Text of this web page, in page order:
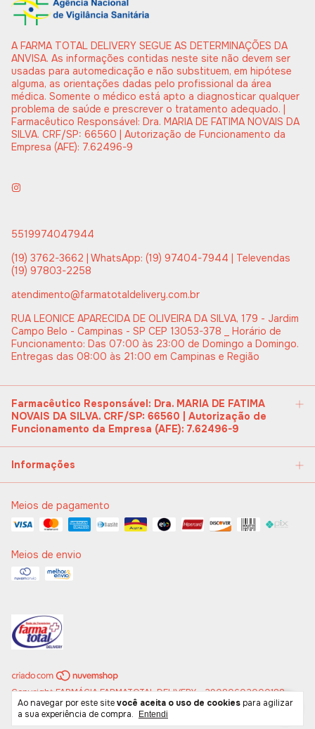
Ao navegar por este sitevocê aceita o uso de cookies para agilizar
a sua experiência de compra.
Entendi
A FARMA TOTAL DELIVERY SEGUE AS DETERMINAÇÕES DA
ANVISA. As informações contidas neste site não devem ser
usadas para automedicação e não substituem, em hipótese
alguma, as orientações dadas pelo profissional da área
médica. Somente o médico está apto a diagnosticar qualquer
problema de saúde e prescrever o tratamento adequado. |
Farmacêutico Responsável: Dra. MARIA DE FATIMA NOVAIS DA
SILVA. CRF/SP: 66560 | Autorização de Funcionamento da
Empresa (AFE): 7.62496-9
5519974047944
(19) 3762-3662 | WhatsApp: (19) 97404-7944 | Televendas
(19) 97803-2258
atendimento@farmatotaldelivery.com.br
RUA LEONICE APARECIDA DE OLIVEIRA DA SILVA, 179 - Jardim
Campo Belo - Campinas - SP CEP 13053-378 _ Horário de
Funcionamento: Das 07:00 às 23:00 de Domingo a Domingo.
Entregas das 08:00 às 21:00 em Campinas e Região
Farmacêutico Responsável: Dra. MARIA DE FATIMA
NOVAIS DA SILVA. CRF/SP: 66560 | Autorização de
Funcionamento da Empresa (AFE): 7.62496-9
Informações
Meios de pagamento
Meios de envio
Copyright FARMÁCIA FARMATOTAL DELIVERY - 29080602000188 -
2026. Todos os direitos reservados.